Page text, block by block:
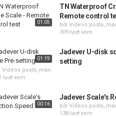
01:05
TN Waterproof
Remote control
bởi Videos
309 lượt xem
01:19
Jadever U-disk
setting
Videos posts_man
lượt xem
00:16
Jadever Scale's
bởi Videos
138 lượt xem